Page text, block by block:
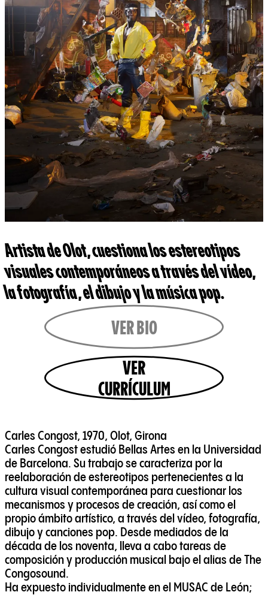
Artista de Olot, cuestiona los estereotipos
visuales contemporáneos a través del vídeo,
la fotografía, el dibujo y la música pop.
VER BIO
VER
CURRÍCULUM
Carles Congost, 1970, Olot, Girona
Carles Congost estudió Bellas Artes en la Universidad
de Barcelona. Su trabajo se caracteriza por la
reelaboración de estereotipos pertenecientes a la
cultura visual contemporánea para cuestionar los
mecanismos y procesos de creación, así como el
propio ámbito artístico, a través del vídeo, fotografía,
dibujo y canciones pop. Desde mediados de la
década de los noventa, lleva a cabo tareas de
composición y producción musical bajo el alias de The
Congosound.
Ha expuesto individualmente en el MUSAC de León;